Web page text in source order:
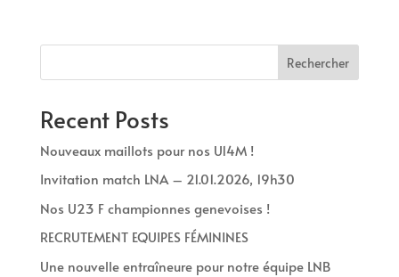
Rechercher
Recent Posts
Nouveaux maillots pour nos U14M !
Invitation match LNA – 21.01.2026, 19h30
Nos U23 F championnes genevoises !
RECRUTEMENT EQUIPES FÉMININES
Une nouvelle entraîneure pour notre équipe LNB